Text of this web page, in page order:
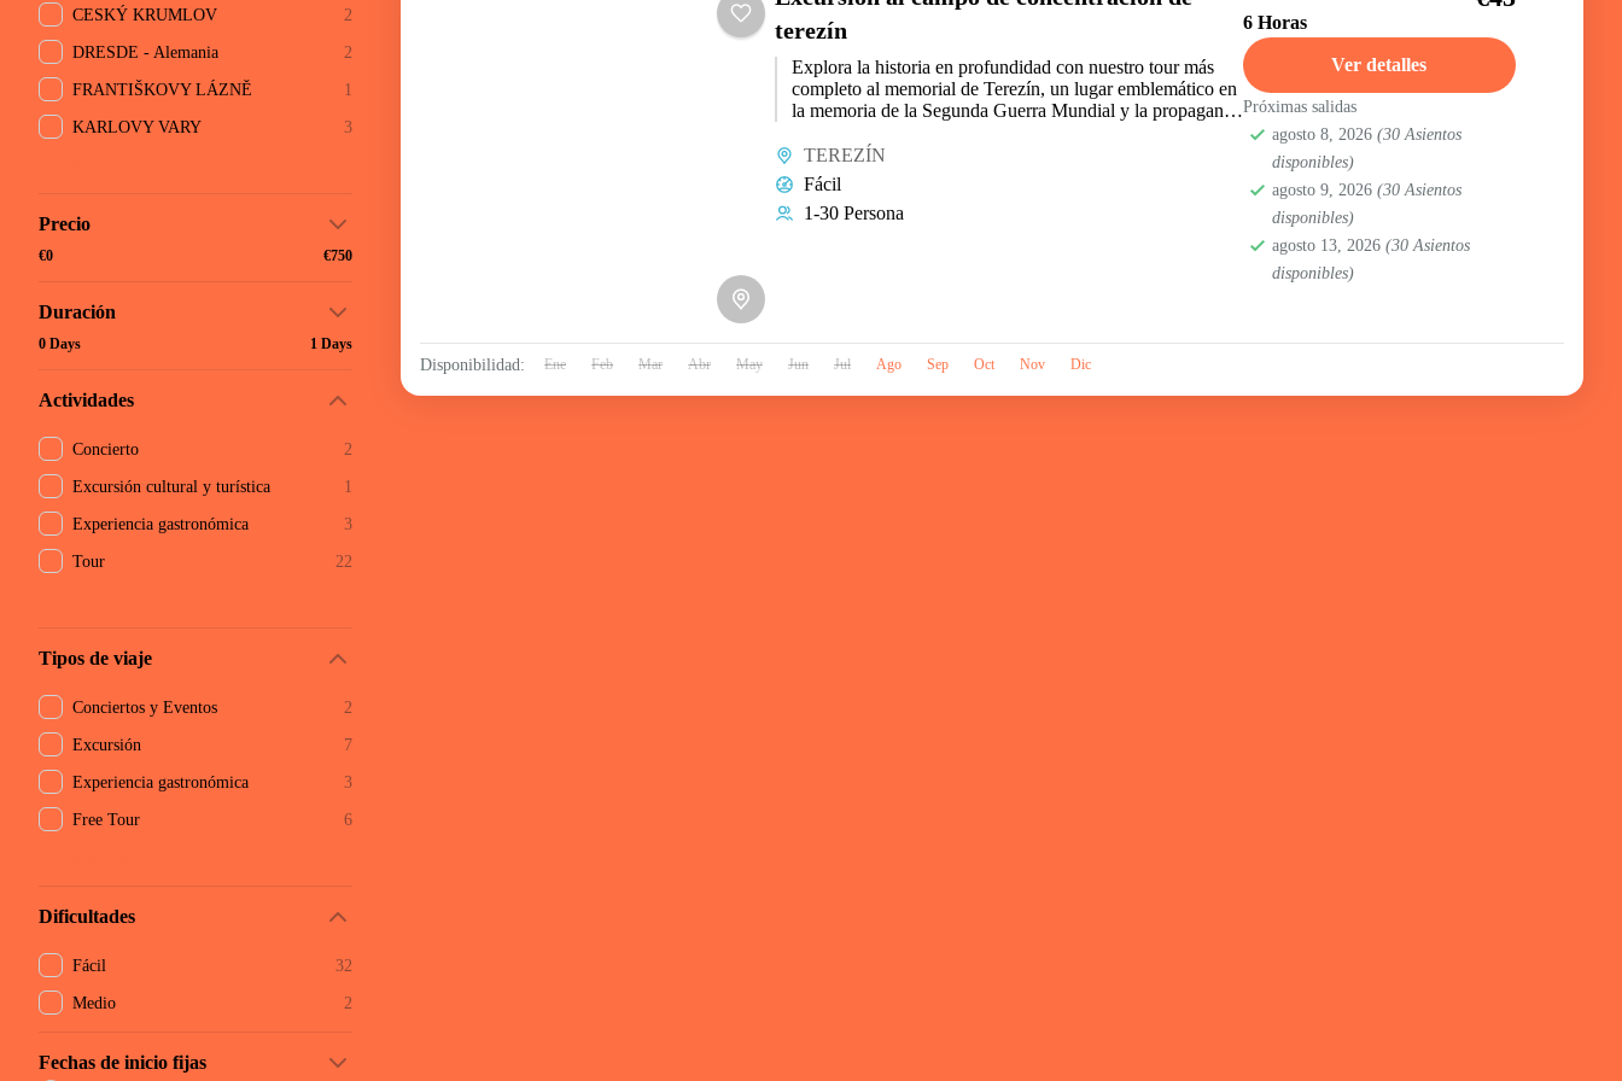
CESKÝ KRUMLOV 2
DRESDE - Alemania 2
FRANTIŠKOVY LÁZNĚ 1
KARLOVY VARY 3
Precio
€0 €750
Duración
0 Days 1 Days
Actividades
Concierto 2
Excursión cultural y turística 1
Experiencia gastronómica 3
Tour 22
Tipos de viaje
Conciertos y Eventos 2
Excursión 7
Experiencia gastronómica 3
Free Tour 6
Dificultades
Fácil 32
Medio 2
Fechas de inicio fijas
terezín
Explora la historia en profundidad con nuestro tour más
completo al memorial de Terezín, un lugar emblemático en
la memoria de la Segunda Guerra Mundial y la propaganda
TEREZÍN
Fácil
1-30 Persona
6 Horas
Ver detalles
Próximas salidas
agosto 8, 2026 (30 Asientos
disponibles)
agosto 9, 2026 (30 Asientos
disponibles)
agosto 13, 2026 (30 Asientos
disponibles)
Disponibilidad: Ene Feb Mar Abr May Jun Jul Ago Sep Oct Nov Dic